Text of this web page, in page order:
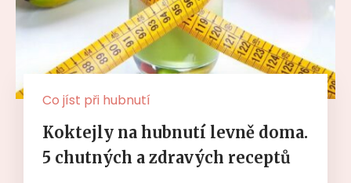
Co jíst při hubnutí
Koktejly na hubnutí levně doma.
5 chutných a zdravých receptů